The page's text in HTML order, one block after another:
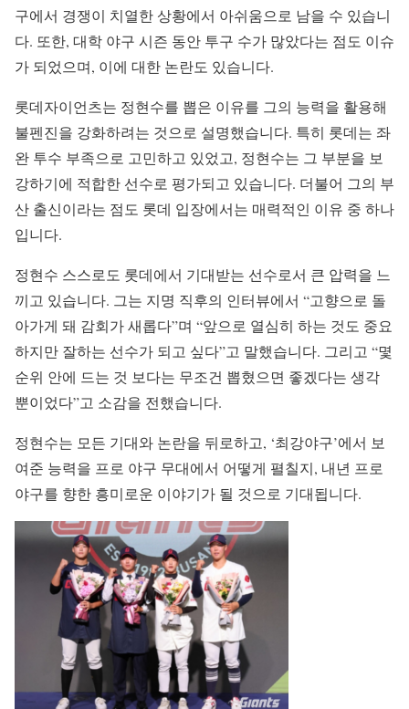
구에서 경쟁이 치열한 상황에서 아쉬움으로 남을 수 있습니
다. 또한, 대학 야구 시즌 동안 투구 수가 많았다는 점도 이슈
가 되었으며, 이에 대한 논란도 있습니다.
롯데자이언츠는 정현수를 뽑은 이유를 그의 능력을 활용해
불펜진을 강화하려는 것으로 설명했습니다. 특히 롯데는 좌
완 투수 부족으로 고민하고 있었고, 정현수는 그 부분을 보
강하기에 적합한 선수로 평가되고 있습니다. 더불어 그의 부
산 출신이라는 점도 롯데 입장에서는 매력적인 이유 중 하나
입니다.
정현수 스스로도 롯데에서 기대받는 선수로서 큰 압력을 느
끼고 있습니다. 그는 지명 직후의 인터뷰에서 “고향으로 돌
아가게 돼 감회가 새롭다”며 “앞으로 열심히 하는 것도 중요
하지만 잘하는 선수가 되고 싶다”고 말했습니다. 그리고 “몇
순위 안에 드는 것 보다는 무조건 뽑혔으면 좋겠다는 생각
뿐이었다”고 소감을 전했습니다.
정현수는 모든 기대와 논란을 뒤로하고, ‘최강야구’에서 보
여준 능력을 프로 야구 무대에서 어떻게 펼칠지, 내년 프로
야구를 향한 흥미로운 이야기가 될 것으로 기대됩니다.